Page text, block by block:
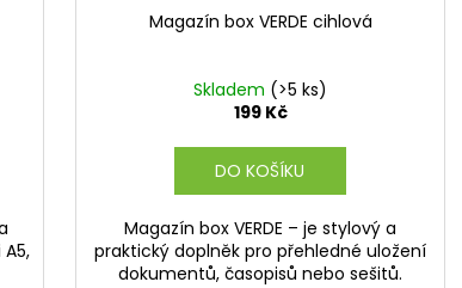
Magazín box VERDE cihlová
Skladem (>5 ks)
199 Kč
DO KOŠÍKU
Magazín box VERDE – je stylový a
praktický doplněk pro přehledné uložení
dokumentů, časopisů nebo sešitů.